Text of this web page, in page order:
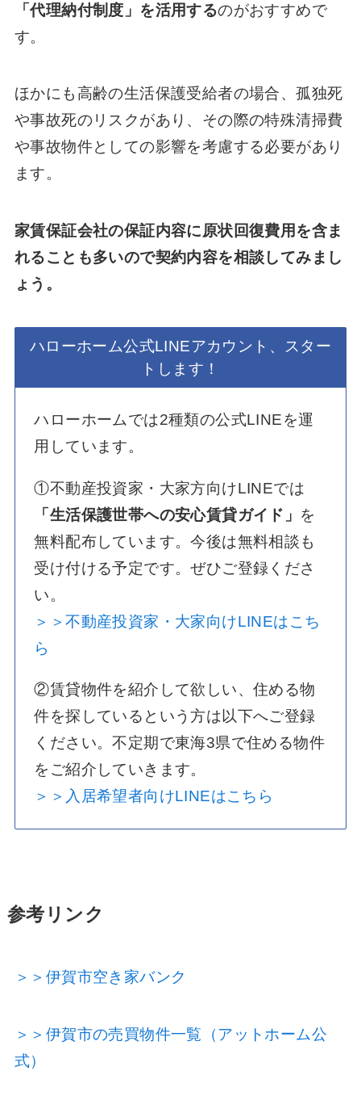
「代理納付制度」を活用するのがおすすめで
す。
ほかにも高齢の生活保護受給者の場合、孤独死
や事故死のリスクがあり、その際の特殊清掃費
や事故物件としての影響を考慮する必要があり
ます。
家賃保証会社の保証内容に原状回復費用を含ま
れることも多いので契約内容を相談してみまし
ょう。
ハローホーム公式LINEアカウント、スター
トします！
ハローホームでは2種類の公式LINEを運
用しています。
①不動産投資家・大家方向けLINEでは
「生活保護世帯への安心賃貸ガイド」 を
無料配布しています。今後は無料相談も
受け付ける予定です。ぜひご登録くださ
い。
＞＞不動産投資家・大家向けLINEはこち
ら
②賃貸物件を紹介して欲しい、住める物
件を探しているという方は以下へご登録
ください。不定期で東海3県で住める物件
をご紹介していきます。
＞＞入居希望者向けLINEはこちら
参考リンク
＞＞伊賀市空き家バンク
＞＞伊賀市の売買物件一覧（アットホーム公
式）